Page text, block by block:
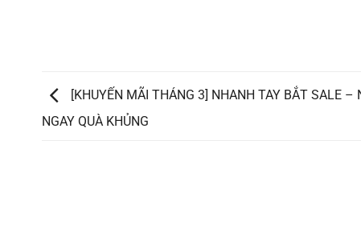
[KHUYẾN MÃI THÁNG 3] NHANH TAY BẮT SALE –
NGAY QUÀ KHỦNG